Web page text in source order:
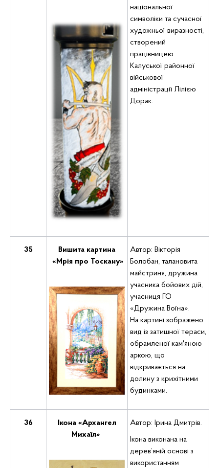
національної
символіки та сучасної
художньої виразності,
створений
працівницею
Калуської районної
військової
адміністрації Лілією
Дорак.
35
Вишита картина
«Мрія про Тоскану»
Автор: Вікторія
Болобан, талановита
майстриня, дружина
учасника бойових дій,
учасниця ГО
«Дружина Воїна».
На картині зображено
вид із затишної тераси,
обрамленої кам'яною
аркою, що
відкривається на
долину з крихітними
будинками.
36
Ікона «Архангел
Михаїл»
Автор: Ірина Дмитрів.
Ікона виконана на
дерев’яній основі з
використанням